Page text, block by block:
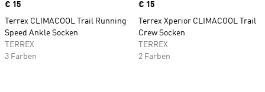
Price
€ 15
Terrex CLIMACOOL Trail Running
Speed Ankle Socken
TERREX
3 Farben
Price
€ 15
Terrex Xperior CLIMACOOL Trail
Crew Socken
TERREX
2 Farben